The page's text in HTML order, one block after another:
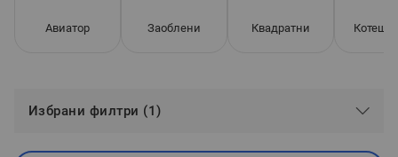
Авиатор Заоблени Квадратни
Избрани филтри (1)